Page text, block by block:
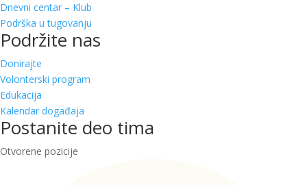
Dnevni centar – Klub
Podrška u tugovanju
Podržite nas
Donirajte
Volonterski program
Edukacija
Kalendar događaja
Postanite deo tima
Otvorene pozicije